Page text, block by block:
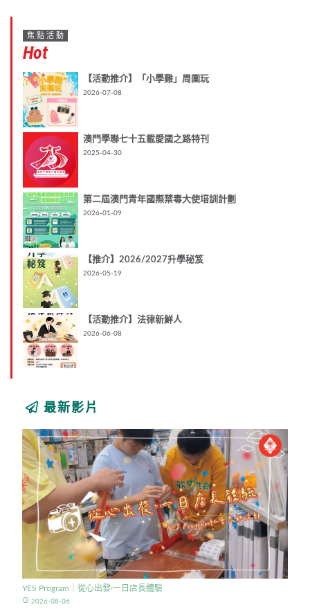
焦點活動
Hot
【活動推介】「小學雞」周圍玩
2026-07-08
澳門學聯七十五載愛國之路特刊
2025-04-30
第二屆澳門青年國際禁毒大使培訓計劃
2026-01-09
【推介】2026/2027升學秘笈
2026-05-19
【活動推介】法律新鮮人
2026-06-08
最新影片
YES Program｜從心出發·一日店長體驗
access_time 2026-08-06